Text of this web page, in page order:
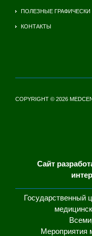
ПОЛЕЗНЫЕ ГРАФИЧЕСКИ
КОНТАКТЫ
COPYRIGHT © 2026
Сайт
Государственный
Мероприятия